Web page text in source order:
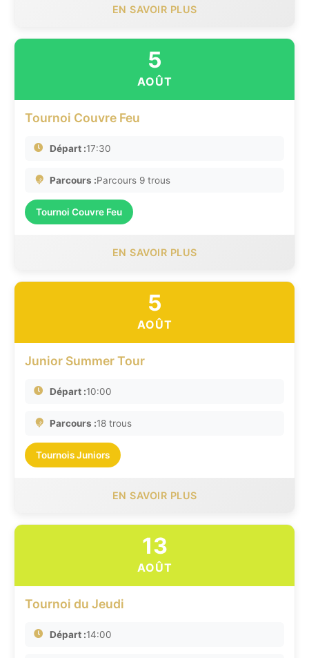
EN SAVOIR PLUS
5
AOÛT
Tournoi Couvre Feu
Départ :17:30
Parcours :Parcours 9 trous
Tournoi Couvre Feu
EN SAVOIR PLUS
5
AOÛT
Junior Summer Tour
Départ :10:00
Parcours :18 trous
Tournois Juniors
EN SAVOIR PLUS
13
AOÛT
Tournoi du Jeudi
Départ :14:00